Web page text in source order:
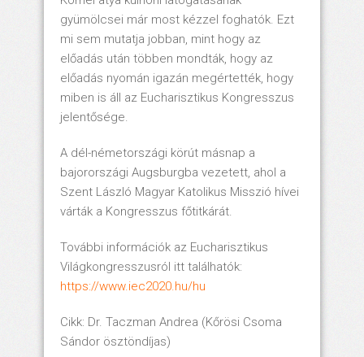
gyümölcsei már most kézzel foghatók. Ezt
mi sem mutatja jobban, mint hogy az
előadás után többen mondták, hogy az
előadás nyomán igazán megértették, hogy
miben is áll az Eucharisztikus Kongresszus
jelentősége.
A dél-németországi körút másnap a
bajorországi Augsburgba vezetett, ahol a
Szent László Magyar Katolikus Misszió hívei
várták a Kongresszus főtitkárát.
További információk az Eucharisztikus
Világkongresszusról itt találhatók:
https://www.iec2020.hu/hu
Cikk: Dr. Taczman Andrea (Kőrösi Csoma
Sándor ösztöndíjas)